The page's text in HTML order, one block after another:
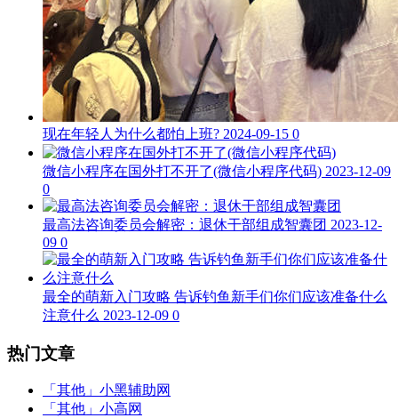
现在年轻人为什么都怕上班? 2024-09-15 0
微信小程序在国外打不开了(微信小程序代码) 2023-12-09
0
最高法咨询委员会解密：退休干部组成智囊团 2023-12-
09 0
最全的萌新入门攻略 告诉钓鱼新手们你们应该准备什么
注意什么 2023-12-09 0
热门文章
「其他」 小黑辅助网
「其他」 小高网